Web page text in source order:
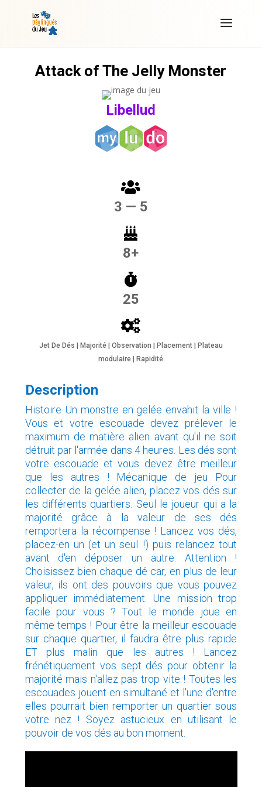
Attack of The Jelly Monster
Libellud
3 — 5
8+
25
Jet De Dés | Majorité | Observation | Placement | Plateau
modulaire | Rapidité
Description
Histoire Un monstre en gelée envahit la ville !
Vous et votre escouade devez prélever le
maximum de matière alien avant qu'il ne soit
détruit par l'armée dans 4 heures. Les dés sont
votre escouade et vous devez être meilleur
que les autres ! Mécanique de jeu Pour
collecter de la gelée alien, placez vos dés sur
les différents quartiers. Seul le joueur qui a la
majorité grâce à la valeur de ses dés
remportera la récompense ! Lancez vos dés,
placez-en un (et un seul !) puis relancez tout
avant d'en déposer un autre. Attention !
Choisissez bien chaque dé car, en plus de leur
valeur, ils ont des pouvoirs que vous pouvez
appliquer immédiatement. Une mission trop
facile pour vous ? Tout le monde joue en
même temps ! Pour être la meilleur escouade
sur chaque quartier, il faudra être plus rapide
ET plus malin que les autres ! Lancez
frénétiquement vos sept dés pour obtenir la
majorité mais n'allez pas trop vite ! Toutes les
escouades jouent en simultané et l'une d'entre
elles pourrait bien remporter un quartier sous
votre nez ! Soyez astucieux en utilisant le
pouvoir de vos dés au bon moment.